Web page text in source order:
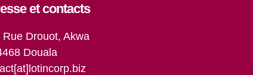
et contacts
Rue Drouot, Akwa
Douala